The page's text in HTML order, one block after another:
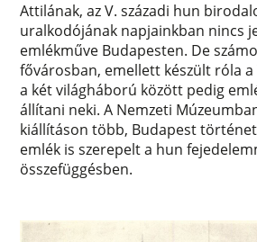
Attilának, az V. századi hun
uralkodójának napjainkban nincs
emlékműve Budapesten. De
fővárosban, emellett készült róla
a két világháború között pedig
állítani neki. A Nemzeti
kiállításon több, Budapest
emlék is szerepelt a hun
összefüggésben.